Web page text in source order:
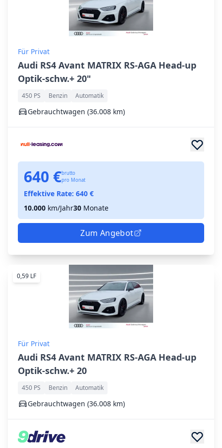
Für Privat
Audi RS4 Avant MATRIX RS-AGA Head-up
Optik-schw.+ 20"
450 PS Benzin Automatik
Gebrauchtwagen (36.008 km)
640 €brutto
pro Monat
Effektive Rate: 640 €
10.000 km/Jahr30 Monate
Zum Angebot
0,59 LF
Für Privat
Audi RS4 Avant MATRIX RS-AGA Head-up
Optik-schw.+ 20
450 PS Benzin Automatik
Gebrauchtwagen (36.008 km)